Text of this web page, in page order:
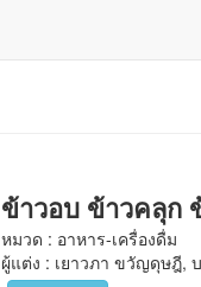
ข้าวอบ ข้าวคลุก
หมวด : อาหาร-เครื่องดื่ม
ผู้แต่ง : เยาวภา ขวัญดุษฎี,